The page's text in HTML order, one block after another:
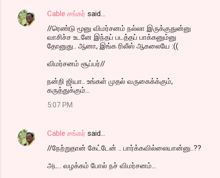
Cable சங்கர் said…
//ரெண்டு மூனு விமர்சனம் நல்லா இருக்குதுன்னு
வாசிச்ச உடனே இந்தப் படத்தப் பாக்கனும்னு
தோனுது.. ஆனா, இங்க ரிலீஸ் ஆகலையே :((
விமர்சனம் சூப்பர்//
நன்றி ஜியா.. உங்கள் முதல் வருகைக்க்கும்,
கருத்துக்கும்...
5:07 PM
Cable சங்கர் said…
//நேற்றுதான் கேட்டேன் .. பார்க்கவில்லையான்னு..??
அட.. வழக்கம் போல் நச் விமர்சனம்...